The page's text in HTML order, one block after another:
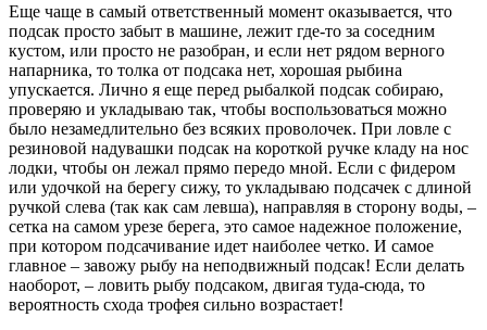
Еще чаще в самый ответственный момент оказывается, что
подсак просто забыт в машине, лежит где-то за соседним
кустом, или просто не разобран, и если нет рядом верного
напарника, то толка от подсака нет, хорошая рыбина
упускается. Лично я еще перед рыбалкой подсак собираю,
проверяю и укладываю так, чтобы воспользоваться можно
было незамедлительно без всяких проволочек. При ловле с
резиновой надувашки подсак на короткой ручке кладу на нос
лодки, чтобы он лежал прямо передо мной. Если с фидером
или удочкой на берегу сижу, то укладываю подсачек с длиной
ручкой слева (так как сам левша), направляя в сторону воды, –
сетка на самом урезе берега, это самое надежное положение,
при котором подсачивание идет наиболее четко. И самое
главное – завожу рыбу на неподвижный подсак! Если делать
наоборот, – ловить рыбу подсаком, двигая туда-сюда, то
вероятность схода трофея сильно возрастает!